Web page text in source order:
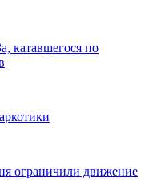
катавшегося по
ограничили движение